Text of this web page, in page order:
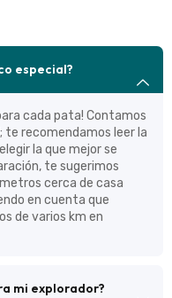
especial?
cada pata! Contamos
recomendamos leer la
la que mejor se
te sugerimos
cerca de casa
en cuenta que
de varios km en
mi explorador?